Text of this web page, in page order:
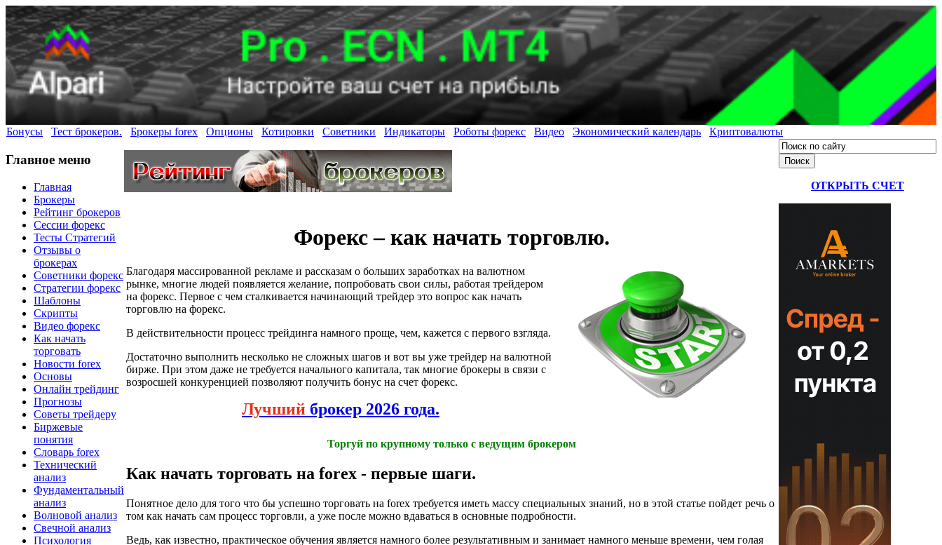
Бонусы Тест брокеров. Брокеры forex Опционы Котировки Советники Индикаторы Роботы форекс Видео Экономический календарь Криптовалюты
Главное меню
Главная
Брокеры
Рейтинг брокеров
Сессии форекс
Тесты Стратегий
Отзывы о
брокерах
Советники форекс
Стратегии форекс
Шаблоны
Скрипты
Видео форекс
Как начать
торговать
Новости forex
Основы
Онлайн трейдинг
Прогнозы
Советы трейдеру
Биржевые
понятия
Словарь forex
Технический
анализ
Фундаментальный
анализ
Волновой анализ
Свечной анализ
Психология
Форекс – как начать торговлю.
Благодаря массированной рекламе и рассказам о больших заработках на валютном
рынке, многие людей появляется желание, попробовать свои силы, работая трейдером
на форекс. Первое с чем сталкивается начинающий трейдер это вопрос как начать
торговлю на форекс.
В действительности процесс трейдинга намного проще, чем, кажется с первого взгляда.
Достаточно выполнить несколько не сложных шагов и вот вы уже трейдер на валютной
бирже. При этом даже не требуется начального капитала, так многие брокеры в связи с
возросшей конкуренцией позволяют получить бонус на счет форекс.
Лучший брокер 2026 года.
Торгуй по крупному только с ведущим брокером
Как начать торговать на forex - первые шаги.
Понятное дело для того что бы успешно торговать на forex требуется иметь массу специальных знаний, но в этой статье пойдет речь о
том как начать сам процесс торговли, а уже после можно вдаваться в основные подробности.
Ведь, как известно, практическое обучения является намного более результативным и занимает намного меньше времени, чем голая
ОТКРЫТЬ СЧЕТ